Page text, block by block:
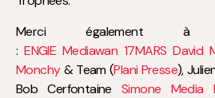
Merci également à
:ENGIE Mediawan 17MARS David
Monchy& Team (Plani Presse),
Bob Cerfontaine Simone Media